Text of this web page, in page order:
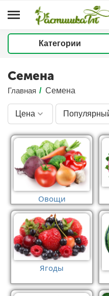
Категории
Семена
Главная / Семена
Цена
Овощи
Ягоды